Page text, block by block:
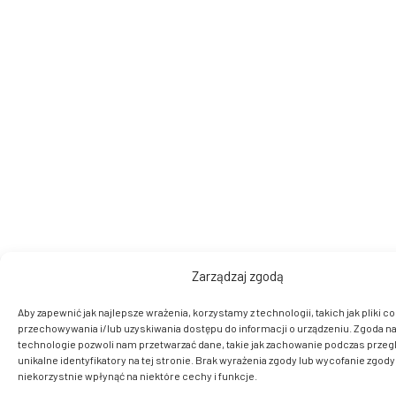
Zarządzaj zgodą
Aby zapewnić jak najlepsze wrażenia, korzystamy z technologii, takich jak pliki
przechowywania i/lub uzyskiwania dostępu do informacji o urządzeniu. Zgoda
technologie pozwoli nam przetwarzać dane, takie jak zachowanie podczas
unikalne identyfikatory na tej stronie. Brak wyrażenia zgody lub wycofanie
niekorzystnie wpłynąć na niektóre cechy i funkcje.